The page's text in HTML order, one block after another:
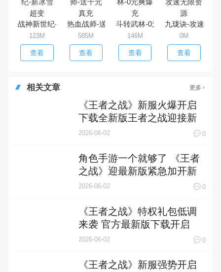
战神新世纪-新冰雪超变
123M
查看
热血战师-送千元真充
585M
查看
斗转武林-0元爽爆充
146M
查看
九珑诀-攻速无限
0M
查看
相关文章 更多
《王者之战》新服火爆开启
下载全新版王者之战迎接新
征程
2026-06-02 0
角色手游一个就够了 《王者
之战》迎最新版紧急加开新
服
2026-06-02 0
《王者之战》特权礼包低调
来袭 官方最新版下载开启
2026-06-02 0
《王者之战》新服强势开启